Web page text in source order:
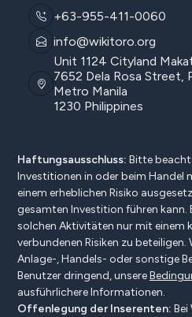
+63-955-411-0060
info@wikitoro.org
Unit 1124 Cityland
7652 Dela Rosa Street,
Metro Manila
1230 Philippines
Haftungsausschluss: Bitte
Investitionen in oder beim Handel
einem erheblichen Risiko
gesamten Investition führen kann.
solchen Aktivitäten nur mit einem
verbundenen Risiken zu
Anlage-, Handels- oder sonstige
Benutzer dringend, unsere
ausführlichere Informationen.
Offenlegung der Inserenten: